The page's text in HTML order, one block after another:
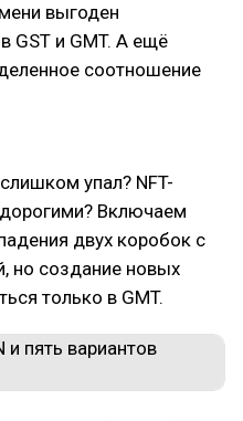
выгоден
GST и GMT. А ещё
соотношение
упал? NFT-
Включаем
двух коробок с
но создание новых
только в GMT.